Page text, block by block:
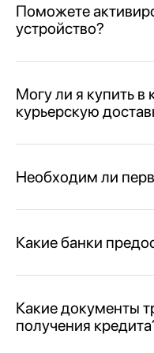
Поможете
устройство?
Могу ли я купить в
курьерскую
Необходим ли
Какие банки
Какие документы
получения